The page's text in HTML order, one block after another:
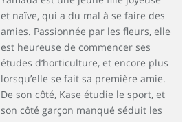
et naïve, qui a du mal à se faire des
amies. Passionnée par les fleurs, elle
est heureuse de commencer ses
études d’horticulture, et encore plus
lorsqu’elle se fait sa première amie.
De son côté, Kase étudie le sport, et
son côté garçon manqué séduit les